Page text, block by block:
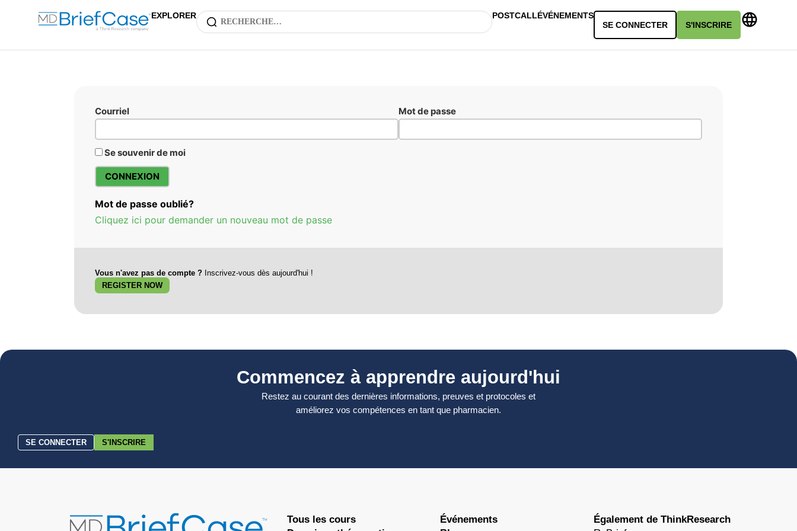
EXPLORER POSTCALLÉVÉNEMENTS
SE CONNECTER
S'INSCRIRE
Courriel Mot de passe
Se souvenir de moi
Mot de passe oublié?
Cliquez ici pour demander un nouveau mot de passe
Vous n'avez pas de compte ? Inscrivez-vous dès aujourd'hui !
REGISTER NOW
Commencez à apprendre aujourd'hui
Restez au courant des dernières informations, preuves et protocoles et
améliorez vos compétences en tant que pharmacien.
SE CONNECTER S'INSCRIRE
Tous les cours
Événements
Également de ThinkResearch